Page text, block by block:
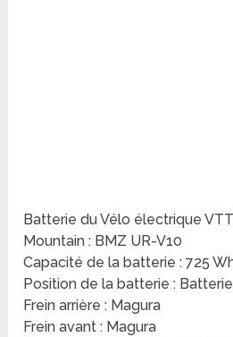
Batterie du Vélo électrique
Mountain : BMZ UR-V10
Capacité de la batterie : 725
Position de la batterie :
Frein arrière : Magura
Frein avant : Magura